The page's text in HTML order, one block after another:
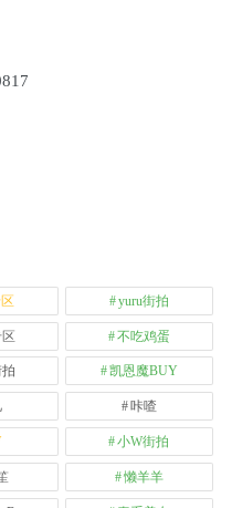
yuru街拍
不吃鸡蛋
凯恩魔BUY
咔喳
小W街拍
懒羊羊